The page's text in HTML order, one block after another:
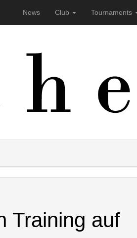
News Club Tournaments
Training auf